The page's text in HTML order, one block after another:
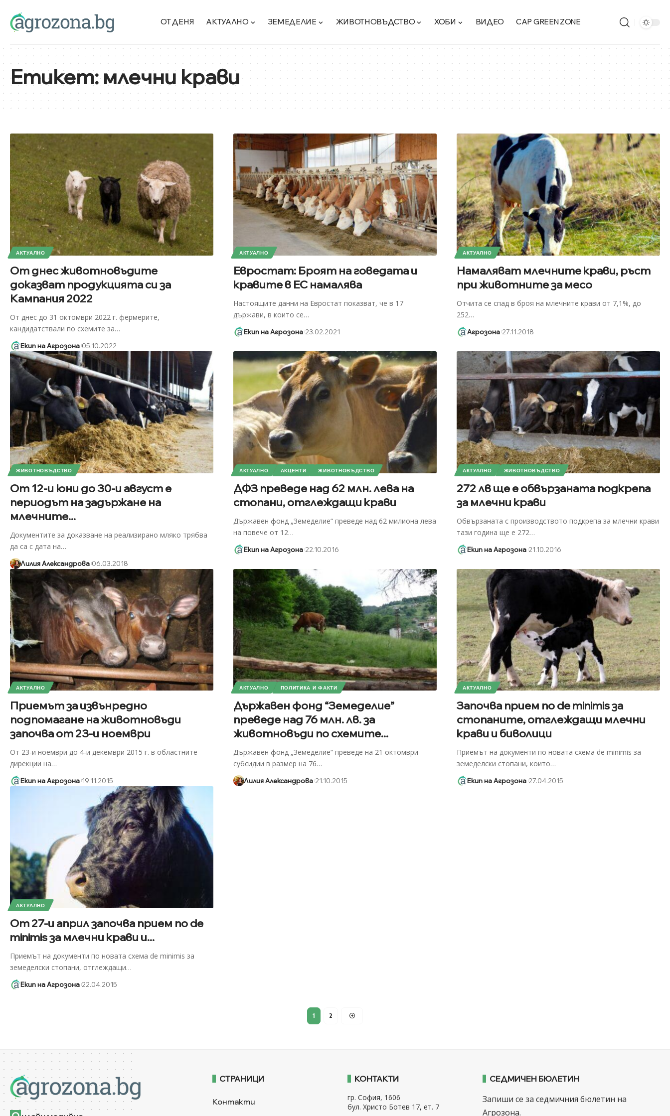
ОТ ДЕНЯ АКТУАЛНО ЗЕМЕДЕЛИЕ ЖИВОТНОВЪДСТВО ХОБИ ВИДЕО CAP GREEN ZONE
Етикет:млечни крави
АКТУАЛНО
От днес животновъдите
доказват продукцията си за
Кампания 2022
От днес до 31 октомври 2022 г. фермерите,
кандидатствали по схемите за…
Екип на Агрозона 05.10.2022
АКТУАЛНО
Евростат: Броят на говедата и
кравите в ЕС намалява
Настоящите данни на Евростат показват, че в 17
държави, в които се…
Екип на Агрозона 23.02.2021
АКТУАЛНО
Намаляват млечните крави, ръст
при животните за месо
Отчита се спад в броя на млечните крави от 7,1%, до
252…
Агрозона 27.11.2018
ЖИВОТНОВЪДСТВО
От 12-и юни до 30-и август е
периодът на задържане на
млечните...
Документите за доказване на реализирано мляко трябва
да са с дата на…
Лилия Александрова 06.03.2018
АКТУАЛНО АКЦЕНТИ ЖИВОТНОВЪДСТВО
ДФЗ преведе над 62 млн. лева на
стопани, отглеждащи крави
Държавен фонд „Земеделие“ преведе над 62 милиона лева
на повече от 12…
Екип на Агрозона 22.10.2016
АКТУАЛНО ЖИВОТНОВЪДСТВО
272 лв ще е обвързаната подкрепа
за млечни крави
Обвързаната с производството подкрепа за млечни крави
тази година ще е 272…
Екип на Агрозона 21.10.2016
АКТУАЛНО
Приемът за извънредно
подпомагане на животновъди
започва от 23-и ноември
От 23-и ноември до 4-и декември 2015 г. в областните
дирекции на…
Екип на Агрозона 19.11.2015
АКТУАЛНО ПОЛИТИКА И ФАКТИ
Държавен фонд “Земеделие”
преведе над 76 млн. лв. за
животновъди по схемите...
Държавен фонд „Земеделие“ преведе на 21 октомври
субсидии в размер на 76…
Лилия Александрова 21.10.2015
АКТУАЛНО
Започва прием по de minimis за
стопаните, отглеждащи млечни
крави и биволици
Приемът на документи по новата схема de minimis за
земеделски стопани, които…
Екип на Агрозона 27.04.2015
АКТУАЛНО
От 27-и април започва прием по de
minimis за млечни крави и...
Приемът на документи по новата схема de minimis за
земеделски стопани, отглеждащи…
Екип на Агрозона 22.04.2015
1 2
СТРАНИЦИ
Контакти
КОНТАКТИ
гр. София, 1606
бул. Христо Ботев 17, ет. 7
СЕДМИЧЕН БЮЛЕТИН
Запиши се за седмичния бюлетин на
Агрозона.